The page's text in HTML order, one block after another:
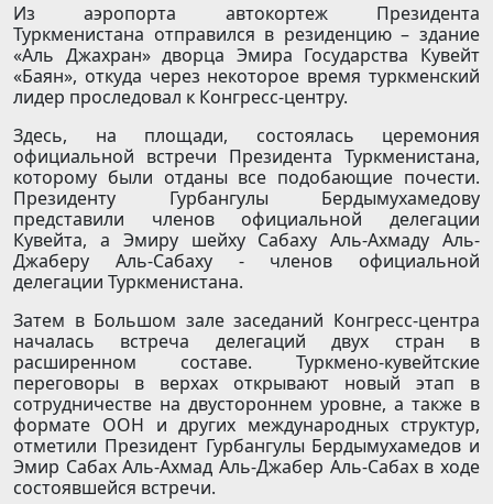
Из аэропорта автокортеж Президента
Туркменистана отправился в резиденцию – здание
«Аль Джахран» дворца Эмира Государства Кувейт
«Баян», откуда через некоторое время туркменский
лидер проследовал к Конгресс-центру.
Здесь, на площади, состоялась церемония
официальной встречи Президента Туркменистана,
которому были отданы все подобающие почести.
Президенту Гурбангулы Бердымухамедову
представили членов официальной делегации
Кувейта, а Эмиру шейху Сабаху Аль-Ахмаду Аль-
Джаберу Аль-Сабаху - членов официальной
делегации Туркменистана.
Затем в Большом зале заседаний Конгресс-центра
началась встреча делегаций двух стран в
расширенном составе. Туркмено-кувейтские
переговоры в верхах открывают новый этап в
сотрудничестве на двустороннем уровне, а также в
формате ООН и других международных структур,
отметили Президент Гурбангулы Бердымухамедов и
Эмир Сабах Аль-Ахмад Аль-Джабер Аль-Сабах в ходе
состоявшейся встречи.